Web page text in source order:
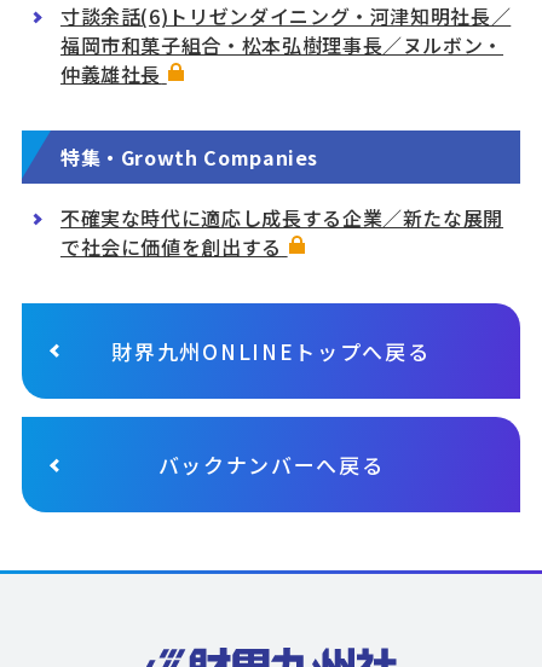
寸談余話(6)トリゼンダイニング・河津知明社長／
福岡市和菓子組合・松本弘樹理事長／ヌルボン・
仲義雄社長
特集・Growth Companies
不確実な時代に適応し成長する企業／新たな展開
で社会に価値を創出する
財界九州ONLINEトップへ戻る
バックナンバーへ戻る